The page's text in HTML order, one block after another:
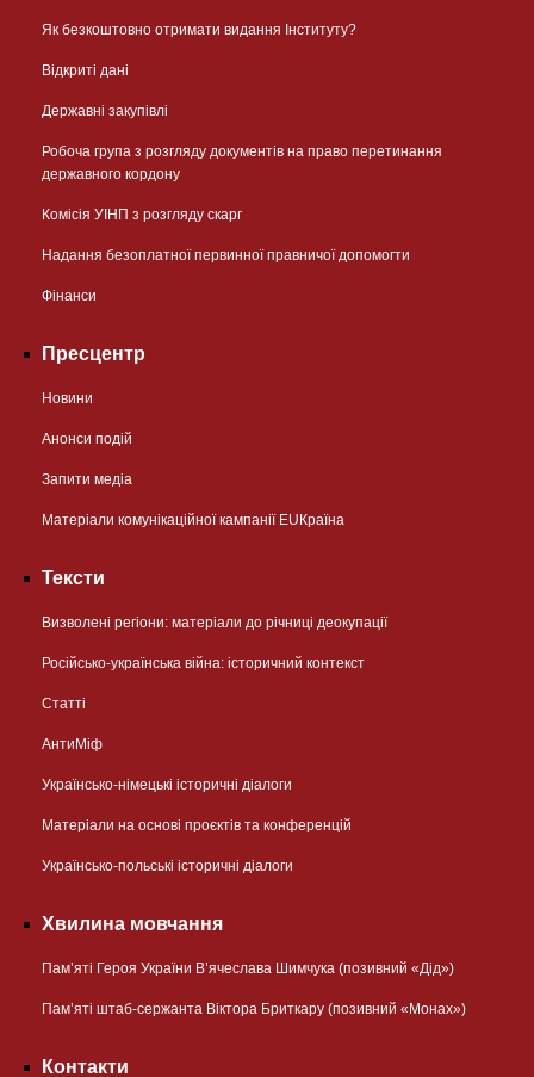
Як безкоштовно отримати видання Інституту?
Відкриті дані
Державні закупівлі
Робоча група з розгляду документів на право перетинання
державного кордону
Комісія УІНП з розгляду скарг
Надання безоплатної первинної правничої допомогти
Фінанси
Пресцентр
Новини
Анонси подій
Запити медіа
Матеріали комунікаційної кампанії EUКраїна
Тексти
Визволені регіони: матеріали до річниці деокупації
Російсько-українська війна: історичний контекст
Статті
АнтиМіф
Українсько-німецькі історичні діалоги
Матеріали на основі проєктів та конференцій
Українсько-польські історичні діалоги
Хвилина мовчання
Пам’яті Героя України В’ячеслава Шимчука (позивний «Дід»)
Пам’яті штаб-сержанта Віктора Бриткару (позивний «Монах»)
Контакти